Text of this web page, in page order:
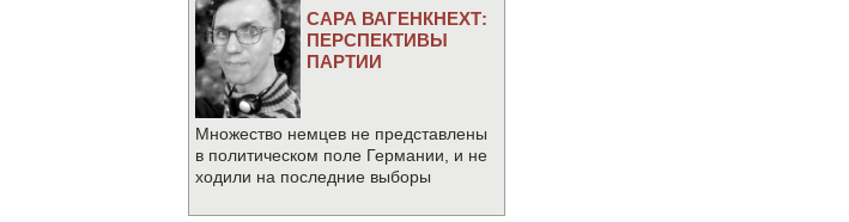
САРА ВАГЕНКНЕХТ:
ПЕРСПЕКТИВЫ
ПАРТИИ
Множество немцев не представлены
в политическом поле Германии, и не
ходили на последние выборы